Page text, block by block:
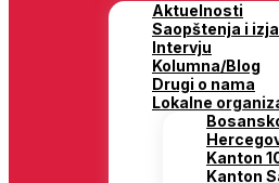
Aktuelnosti
Saopštenja i
Intervju
Kolumna/Blog
Drugi o nama
Lokalne
Kanton
Kanton